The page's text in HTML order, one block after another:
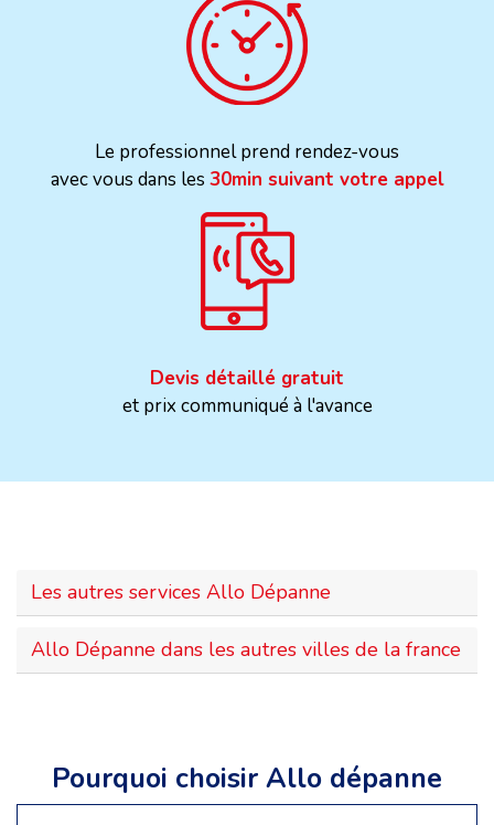
Le professionnel prend rendez-vous
avec vous dans les 30min suivant votre appel
Devis détaillé gratuit
et prix communiqué à l'avance
Les autres services Allo Dépanne
Allo Dépanne dans les autres villes de la france
Pourquoi choisir Allo dépanne